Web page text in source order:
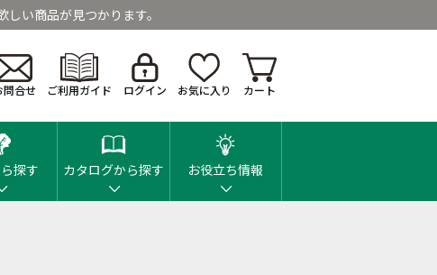
い商品が見つかります。
問合せ ご利用ガイド ログイン お気に入り カート
探す カタログから探す お役立ち情報